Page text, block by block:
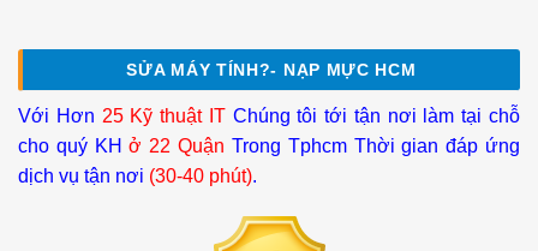
SỬA MÁY TÍNH?- NẠP MỰC HCM
Với Hơn 25 Kỹ thuật ITChúng tôi tới tận nơi làm tại chỗ
cho quý KHở 22 Quận Trong Tphcm Thời gian đáp ứng
dịch vụ tận nơi (30-40 phút).